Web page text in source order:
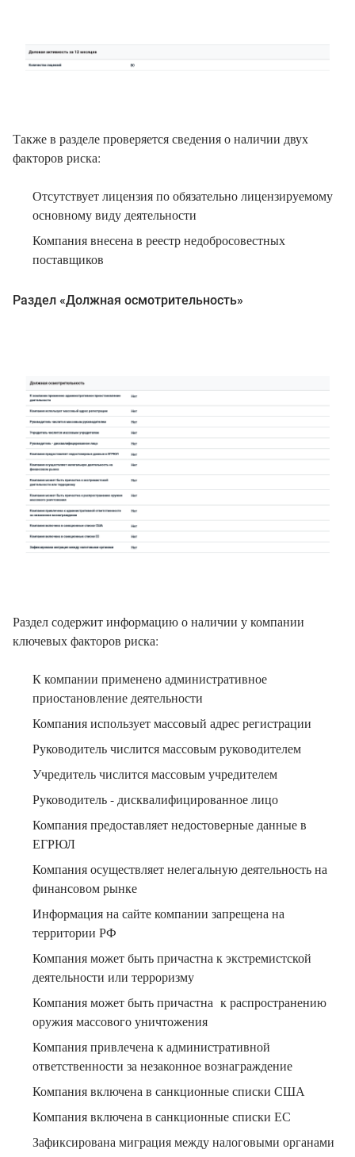
Также в разделе проверяется сведения о наличии двух
факторов риска:
Отсутствует лицензия по обязательно лицензируемому
основному виду деятельности
Компания внесена в реестр недобросовестных
поставщиков
Раздел «Должная осмотрительность»
Раздел содержит информацию о наличии у компании
ключевых факторов риска:
К компании применено административное
приостановление деятельности
Компания использует массовый адрес регистрации
Руководитель числится массовым руководителем
Учредитель числится массовым учредителем
Руководитель - дисквалифицированное лицо
Компания предоставляет недостоверные данные в
ЕГРЮЛ
Компания осуществляет нелегальную деятельность на
финансовом рынке
Информация на сайте компании запрещена на
территории РФ
Компания может быть причастна к экстремистской
деятельности или терроризму
Компания может быть причастна к распространению
оружия массового уничтожения
Компания привлечена к административной
ответственности за незаконное вознаграждение
Компания включена в санкционные списки США
Компания включена в санкционные списки ЕС
Зафиксирована миграция между налоговыми органами